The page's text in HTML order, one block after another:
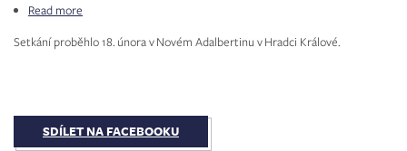
Read more
setkání
Setkání proběhlo 18. února v Novém Adalbertinu v Hradci Králové.
SDÍLET NA FACEBOOKU